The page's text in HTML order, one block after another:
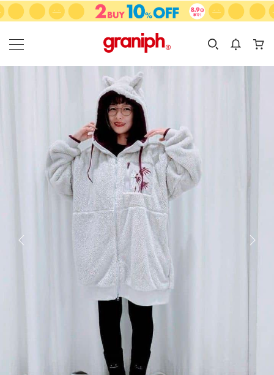
カテゴリーから探す
KIDS
カテゴリ
サイズ